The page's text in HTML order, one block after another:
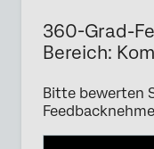
360-Grad-
Bereich:
Bitte bewerten